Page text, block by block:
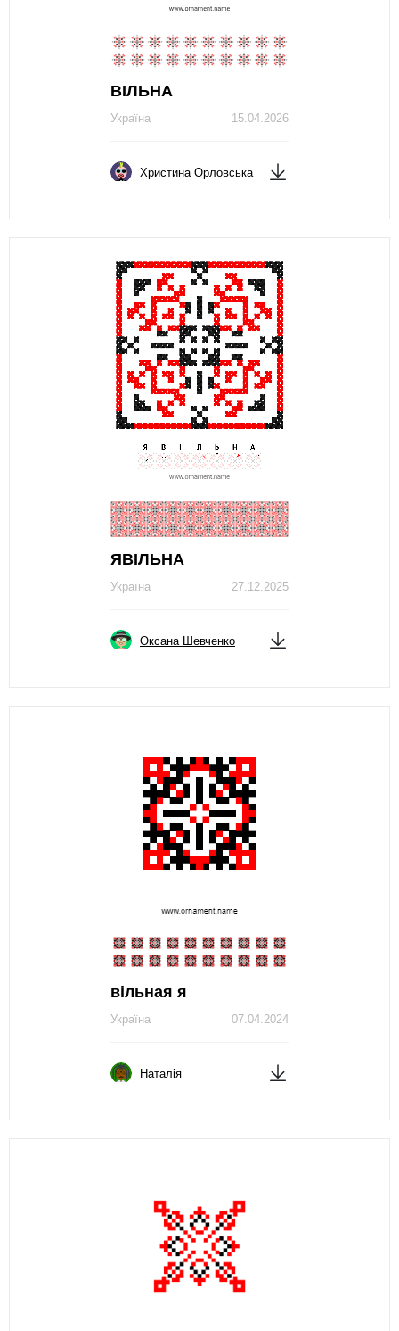
ВІЛЬНА
15.04.2026
Україна
Христина Орловська
ЯВІЛЬНА
27.12.2025
Україна
Оксана Шевченко
вільная я
07.04.2024
Україна
Наталія